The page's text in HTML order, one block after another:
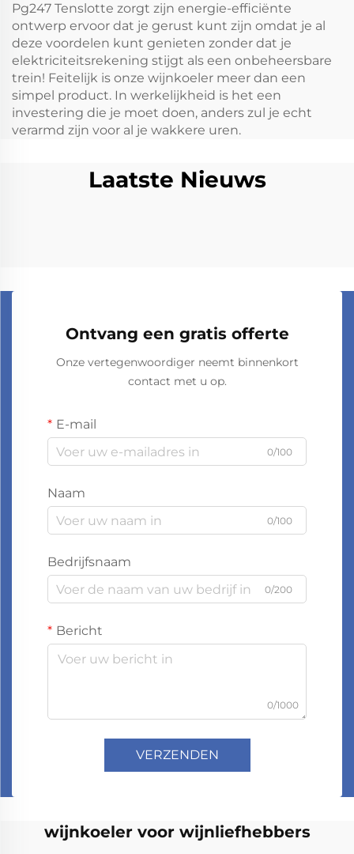
Pg247 Tenslotte zorgt zijn energie-efficiënte
ontwerp ervoor dat je gerust kunt zijn omdat je al
deze voordelen kunt genieten zonder dat je
elektriciteitsrekening stijgt als een onbeheersbare
trein! Feitelijk is onze wijnkoeler meer dan een
simpel product. In werkelijkheid is het een
investering die je moet doen, anders zul je echt
verarmd zijn voor al je wakkere uren.
Laatste Nieuws
Ontvang een gratis offerte
Onze vertegenwoordiger neemt binnenkort
contact met u op.
E-mail
0/100
Naam
0/100
Bedrijfsnaam
0/200
Bericht
0/1000
VERZENDEN
wijnkoeler voor wijnliefhebbers